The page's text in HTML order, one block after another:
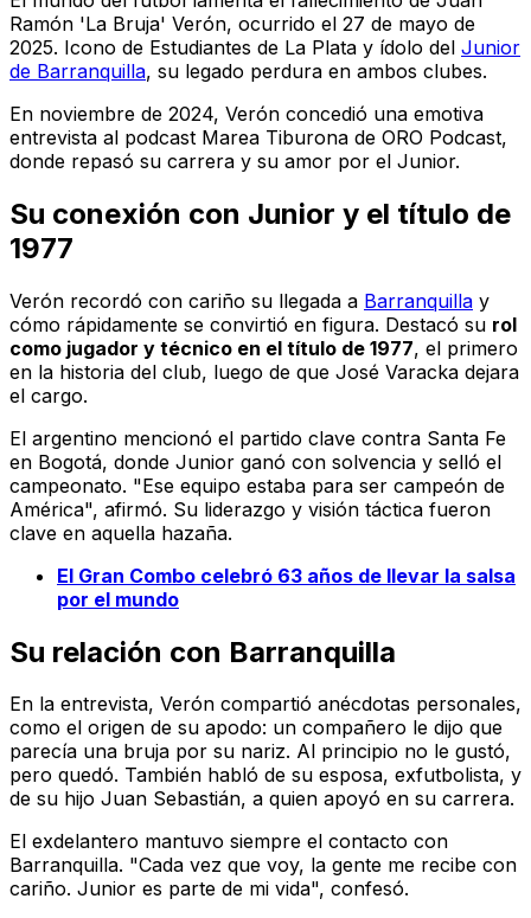
Ramón 'La Bruja' Verón, ocurrido el 27 de mayo de
2025. Icono de Estudiantes de La Plata y ídolo del Junior
de Barranquilla, su legado perdura en ambos clubes.
En noviembre de 2024, Verón concedió una emotiva
entrevista al podcast Marea Tiburona de ORO Podcast,
donde repasó su carrera y su amor por el Junior.
Su conexión con Junior y el título de
1977
Verón recordó con cariño su llegada a Barranquilla y
cómo rápidamente se convirtió en figura. Destacó su rol
como jugador y técnico en el título de 1977, el primero
en la historia del club, luego de que José Varacka dejara
el cargo.
El argentino mencionó el partido clave contra Santa Fe
en Bogotá, donde Junior ganó con solvencia y selló el
campeonato. "Ese equipo estaba para ser campeón de
América", afirmó. Su liderazgo y visión táctica fueron
clave en aquella hazaña.
El Gran Combo celebró 63 años de llevar la salsa
por el mundo
Su relación con Barranquilla
En la entrevista, Verón compartió anécdotas personales,
como el origen de su apodo: un compañero le dijo que
parecía una bruja por su nariz. Al principio no le gustó,
pero quedó. También habló de su esposa, exfutbolista, y
de su hijo Juan Sebastián, a quien apoyó en su carrera.
El exdelantero mantuvo siempre el contacto con
Barranquilla. "Cada vez que voy, la gente me recibe con
cariño. Junior es parte de mi vida", confesó.